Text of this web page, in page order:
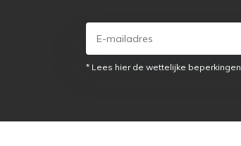
* Lees hier de wettelijke beperkingen